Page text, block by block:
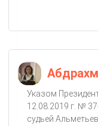
Указом
12.08.2019 г. №
судьей